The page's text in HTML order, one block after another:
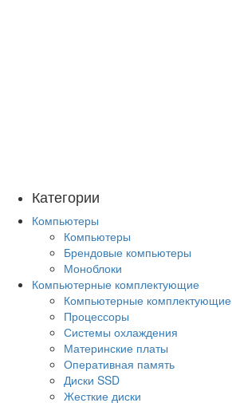
Категории
Компьютеры
Компьютеры
Брендовые компьютеры
Моноблоки
Компьютерные комплектующие
Компьютерные комплектующие
Процессоры
Системы охлаждения
Материнские платы
Оперативная память
Диски SSD
Жесткие диски